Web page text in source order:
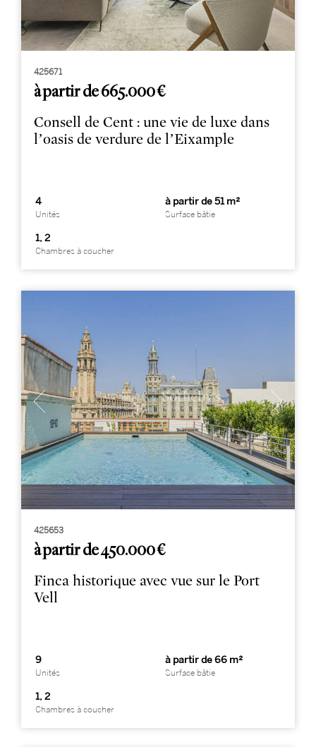
425671
à partir de 665.000 €
Consell de Cent : une vie de luxe dans
l’oasis de verdure de l’Eixample
4
Unités
à partir de 51 m²
Surface bâtie
1, 2
Chambres à coucher
425653
à partir de 450.000 €
Finca historique avec vue sur le Port
Vell
9
Unités
à partir de 66 m²
Surface bâtie
1, 2
Chambres à coucher